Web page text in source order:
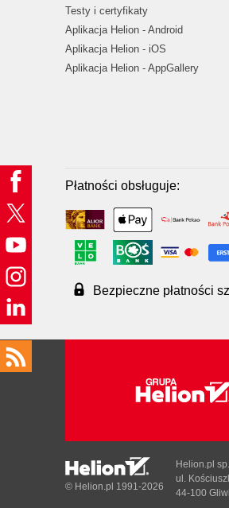
Testy i certyfikaty
Aplikacja Helion - Android
Aplikacja Helion - iOS
Aplikacja Helion - AppGallery
Płatności obsługuje:
Bezpieczne płatności
© Helion.pl 1991-2026
Helion.pl
ul.
44-100